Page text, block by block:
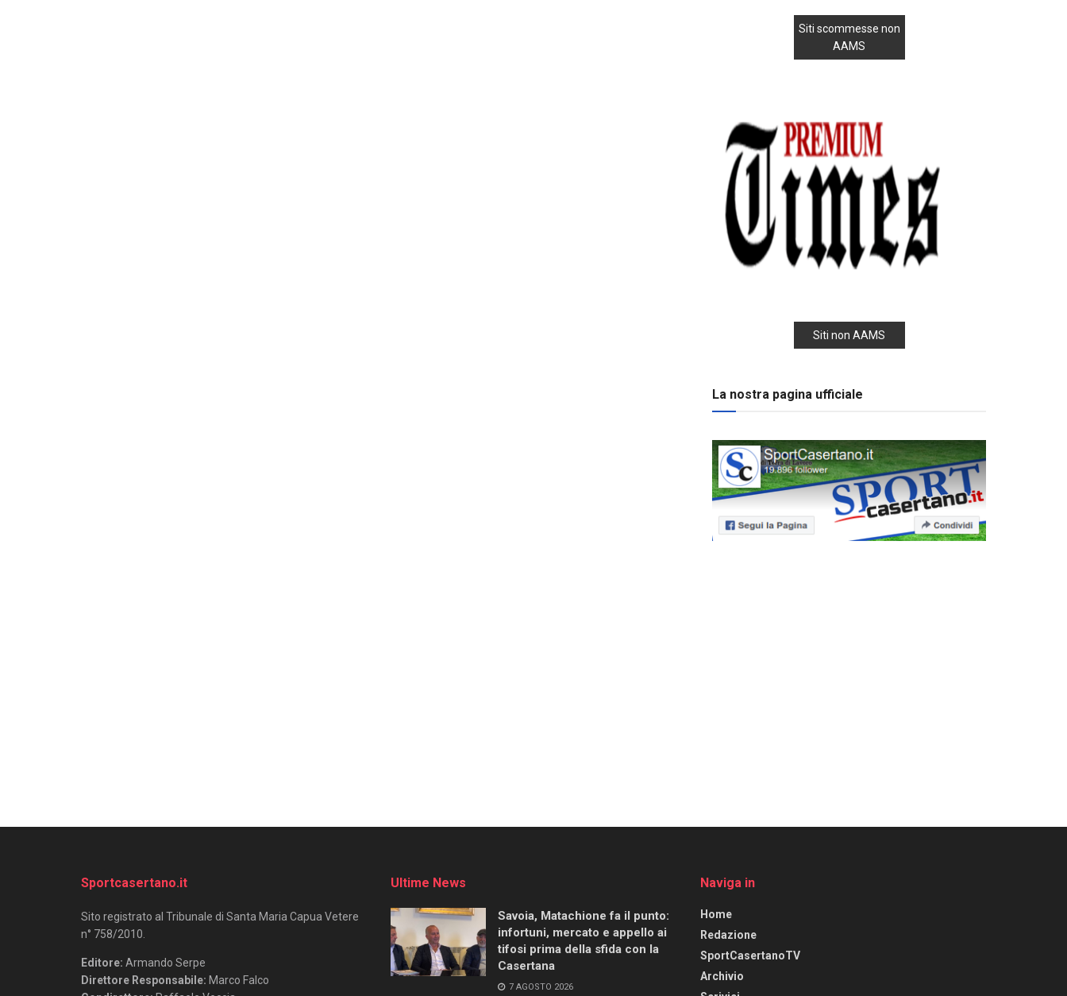
Siti scommesse non
AAMS
Siti non AAMS
La nostra pagina ufficiale
Sportcasertano.it
Sito registrato al Tribunale di Santa Maria Capua Vetere
n° 758/2010.
Editore: Armando Serpe
Direttore Responsabile: Marco Falco
Ultime News
Savoia, Matachione fa il punto:
infortuni, mercato e appello ai
tifosi prima della sfida con la
Casertana
7 AGOSTO 2026
Naviga in
Home
Redazione
SportCasertanoTV
Archivio